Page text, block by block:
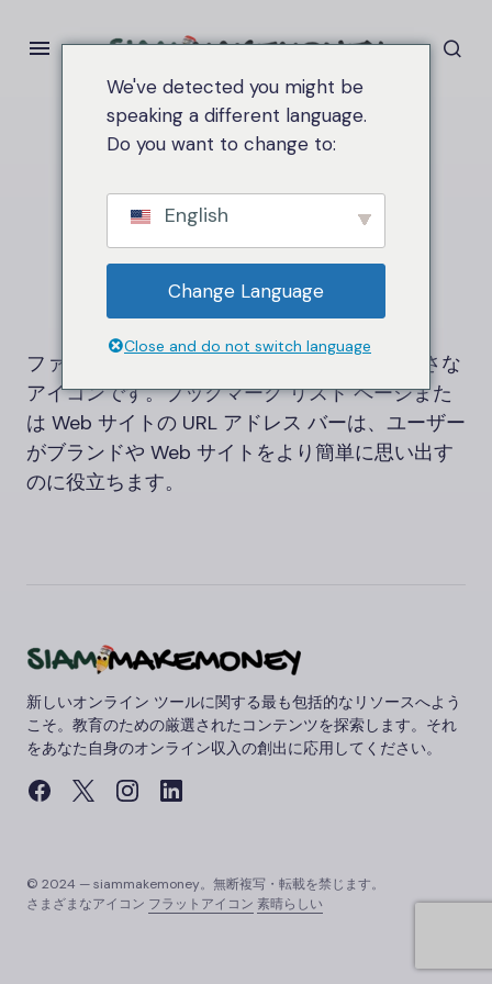
家 ファビコン
ファビコン
ファビコンはブラウザのタブに表示される小さな
アイコンです。ブックマーク リスト ページまた
は Web サイトの URL アドレス バーは、ユーザー
がブランドや Web サイトをより簡単に思い出す
のに役立ちます。
新しいオンライン ツールに関する最も包括的なリソースへよう
こそ。教育のための厳選されたコンテンツを探索します。それ
をあなた自身のオンライン収入の創出に応用してください。
© 2024 — siammakemoney。無断複写・転載を禁じます。
さまざまなアイコン フラットアイコン 素晴らしい
We've detected you might be
speaking a different language.
Do you want to change to:
English
Change Language
Close and do not switch language